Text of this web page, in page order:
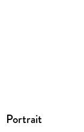
Portrait